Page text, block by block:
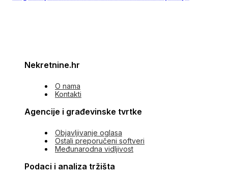
Nekretnine.hr
O nama
Kontakti
Agencije i građevinske tvrtke
Objavljivanje oglasa
Ostali preporučeni softveri
Međunarodna vidljivost
Podaci i analiza tržišta